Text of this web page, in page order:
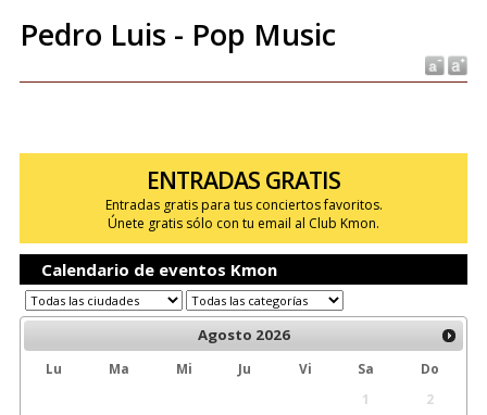
Pedro Luis - Pop Music
ENTRADAS GRATIS
Entradas gratis para tus conciertos favoritos.
Únete gratis sólo con tu email al Club Kmon.
Calendario de eventos Kmon
Agosto 2026
Lu Ma Mi Ju Vi Sa
Do
1
2